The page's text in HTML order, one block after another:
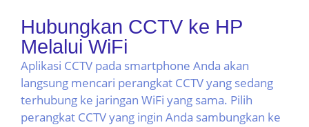
Hubungkan CCTV ke HP
Melalui WiFi
Aplikasi CCTV pada smartphone Anda akan
langsung mencari perangkat CCTV yang sedang
terhubung ke jaringan WiFi yang sama. Pilih
perangkat CCTV yang ingin Anda sambungkan ke